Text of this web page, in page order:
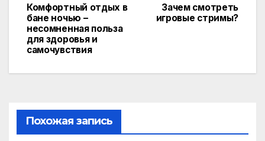
Зачем смотреть
игровые стримы?
Комфортный отдых в
бане ночью –
несомненная польза
для здоровья и
самочувствия
Похожая запись